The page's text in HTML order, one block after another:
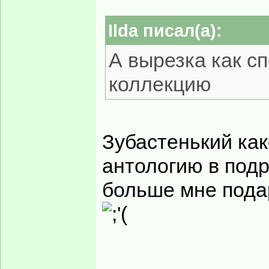
Ilda писал(а):
А вырезка как
коллекцию
Зубастенький
антологию в
больше мне